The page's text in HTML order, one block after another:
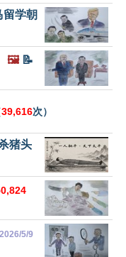
学朝
🖼️📝
39,616次）
猪头
2026/5/9